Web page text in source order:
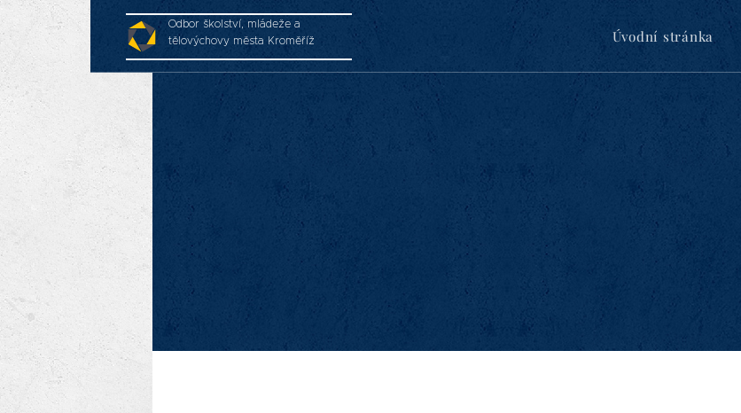
Odbor školství, mládeže a
tělovýchovy města Kroměříž
Úvodní stránka